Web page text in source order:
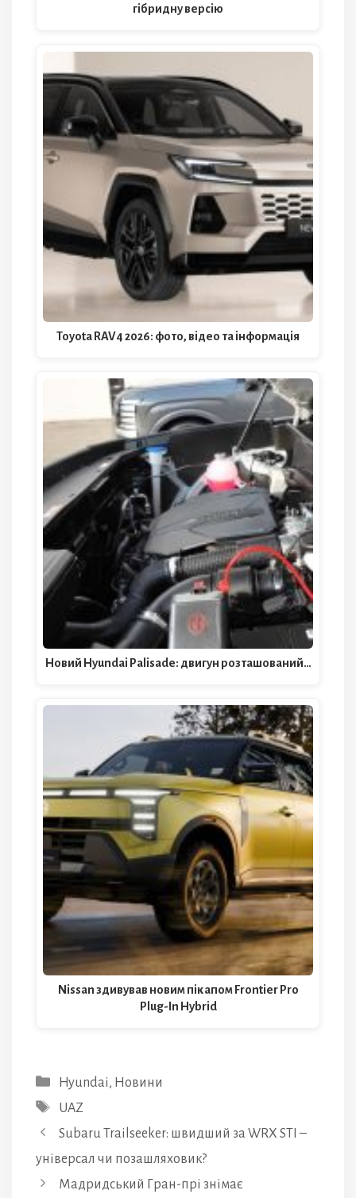
гібридну версію
Toyota RAV4 2026: фото, відео та інформація
Новий Hyundai Palisade: двигун розташований…
Nissan здивував новим пікапом Frontier Pro
Plug-In Hybrid
Категорії
Hyundai, Новини
Позначки
UAZ
Subaru Trailseeker: швидший за WRX STI –
універсал чи позашляховик?
Мадридський Гран-прі знімає